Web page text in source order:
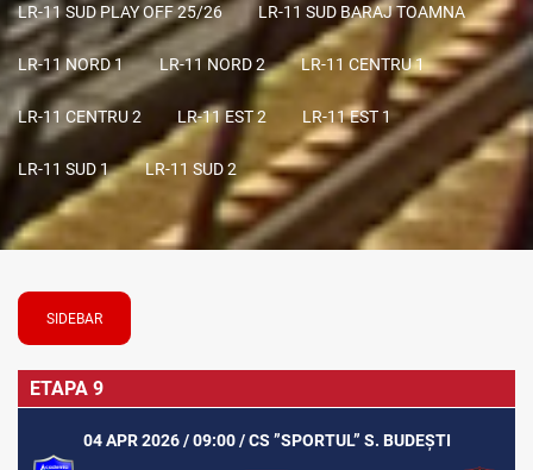
LR-11 SUD PLAY OFF 25/26 LR-11 SUD BARAJ TOAMNA
LR-11 NORD 1 LR-11 NORD 2 LR-11 CENTRU 1
LR-11 CENTRU 2 LR-11 EST 2 LR-11 EST 1
LR-11 SUD 1 LR-11 SUD 2
SIDEBAR
ETAPA 9
04 APR 2026 / 09:00 / CS ”SPORTUL” S. BUDEȘTI